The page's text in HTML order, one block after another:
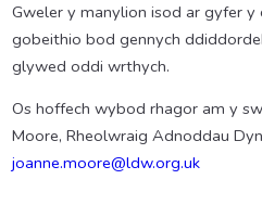
Gweler y manylion isod ar gyfer
gobeithio bod gennych
glywed oddi wrthych.
Os hoffech wybod rhagor am y
Moore, Rheolwraig Adnoddau
joanne.moore@ldw.org.uk